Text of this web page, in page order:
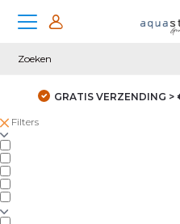
GRATIS VERZENDING
Filters